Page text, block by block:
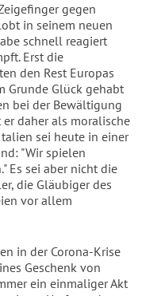
gegen
in seinem neuen
schnell reagiert
Erst die
den Rest Europas
Grunde Glück gehabt
bei der Bewältigung
daher als moralische
sei heute in einer
"Wir spielen
Es sei aber nicht die
die Gläubiger des
vor allem
in der Corona-Krise
Geschenk von
ein einmaliger Akt